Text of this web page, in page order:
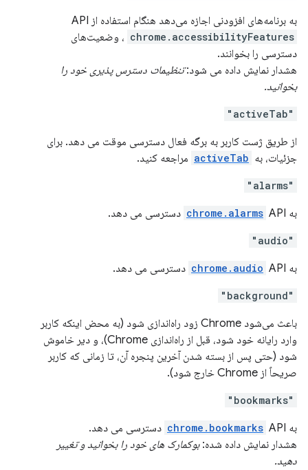
به برنامه‌های افزودنی اجازه می‌دهد هنگام استفاده از API
chrome.accessibilityFeatures ، وضعیت‌های
دسترسی را بخوانند.
هشدار نمایش داده می شود:تنظیمات دسترس پذیری خود را
بخوانید.
"activeTab"
از طریق ژست کاربر به برگه فعال دسترسی موقت می دهد. برای
جزئیات، به activeTab مراجعه کنید.
"alarms"
به chrome.alarms API دسترسی می دهد.
"audio"
به chrome.audio API دسترسی می دهد.
"background"
باعث می‌شود Chrome زود راه‌اندازی شود (به محض اینکه کاربر
وارد رایانه خود شود، قبل از راه‌اندازی Chrome)، و دیر خاموش
شود (حتی پس از بسته شدن آخرین پنجره آن، تا زمانی که کاربر
صریحاً از Chrome خارج شود).
"bookmarks"
به chrome.bookmarks API دسترسی می دهد.
هشدار نمایش داده شده:بوکمارک های خود را بخوانید و تغییر
دهید.